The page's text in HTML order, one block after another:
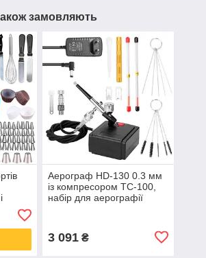
замовляють
Аерограф HD-130 0.3 мм
із компресором TC-100,
набір для аерографії
3 091₴